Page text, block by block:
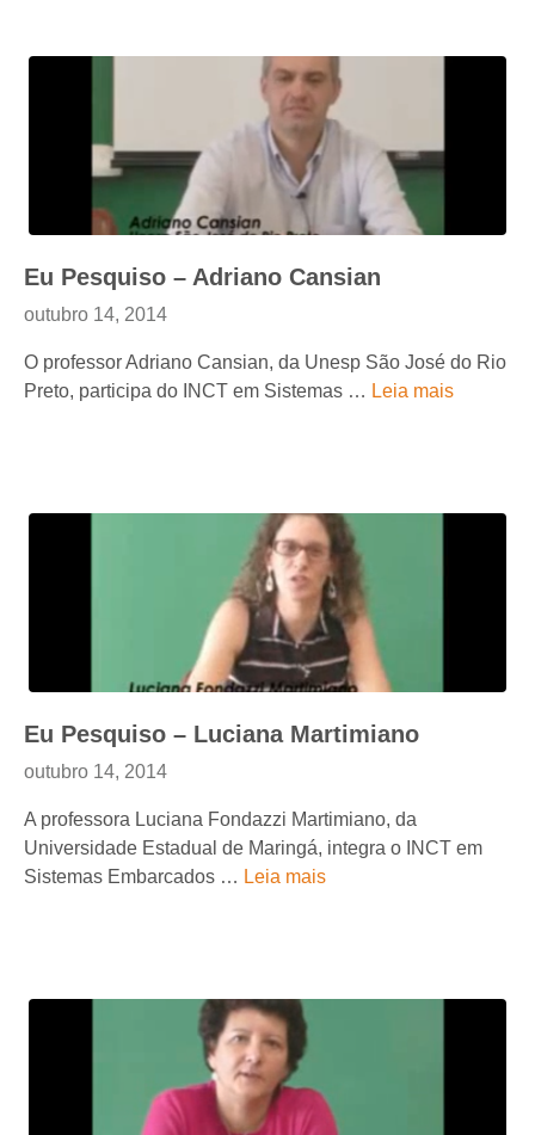
Eu Pesquiso – Adriano Cansian
outubro 14, 2014
O professor Adriano Cansian, da Unesp São José do Rio
Preto, participa do INCT em Sistemas … Leia mais
Eu Pesquiso – Luciana Martimiano
outubro 14, 2014
A professora Luciana Fondazzi Martimiano, da
Universidade Estadual de Maringá, integra o INCT em
Sistemas Embarcados … Leia mais